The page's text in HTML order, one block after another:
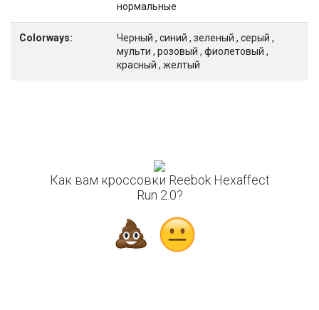
нормальные
Colorways:
Черный , синий , зеленый , серый ,
мульти , розовый , фиолетовый ,
красный , желтый
Как вам кроссовки Reebok Hexaffect
Run 2.0?